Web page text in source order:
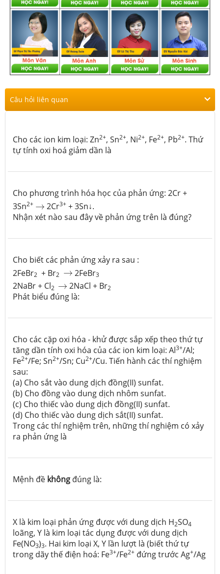
Câu hỏi liên quan
Cho các ion kim loại: Zn2+, Sn2+, Ni2+, Fe2+, Pb2+. Thứ
tự tính oxi hoá giảm dần là
Cho phương trình hóa học của phản ứng: 2Cr +
3Sn2+ →
→
2Cr3+ + 3Sn↓.
Nhận xét nào sau đây về phản ứng trên là đúng?
Cho biết các phản ứng xảy ra sau :
2FeBr2 + Br2 →
→
2FeBr3
2NaBr + Cl2 →
→
2NaCl + Br2
Phát biểu đúng là:
Cho các cặp oxi hóa - khử được sắp xếp theo thứ tự
tăng dần tính oxi hóa của các ion kim loại: Al3+/Al;
Fe2+/Fe; Sn2+/Sn; Cu2+/Cu. Tiến hành các thí nghiệm
sau:
(a) Cho sắt vào dung dịch đồng(II) sunfat.
(b) Cho đồng vào dung dịch nhôm sunfat.
(c) Cho thiếc vào dung dịch đồng(II) sunfat.
(d) Cho thiếc vào dung dịch sắt(II) sunfat.
Trong các thí nghiệm trên, những thí nghiệm có xảy
ra phản ứng là
Mệnh đề không đúng là:
X là kim loại phản ứng được với dung dịch H2SO4
loãng, Y là kim loại tác dụng được với dung dịch
Fe(NO3)3. Hai kim loại X, Y lần lượt là (biết thứ tự
trong dãy thế điện hoá: Fe3+/Fe2+ đứng trước Ag+/Ag